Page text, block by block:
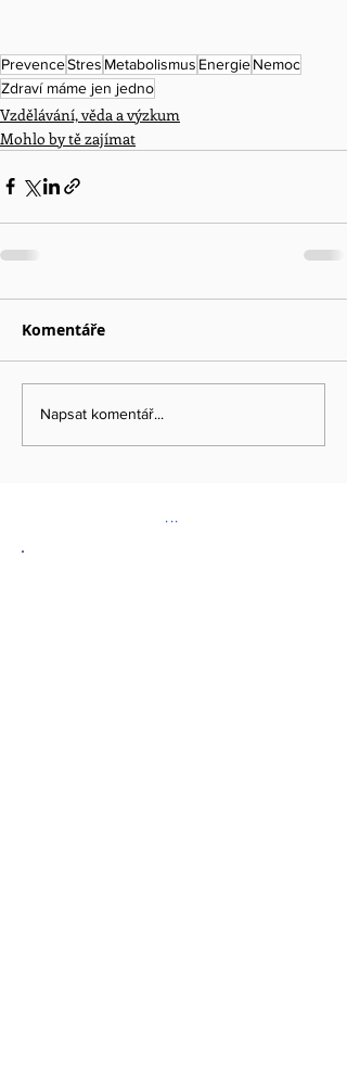
PrevenceStres Metabolismus EnergieNemoc
Zdraví máme jen jedno
Vzdělávání, věda a výzkum
Mohlo by tě zajímat
Komentáře
Napsat komentář...
...